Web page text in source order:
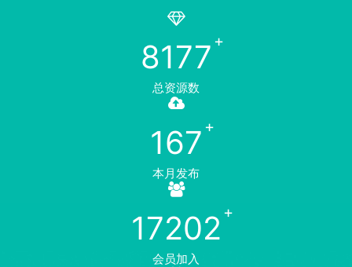
8177
总资源数
167
本月发布
17202
会员加入